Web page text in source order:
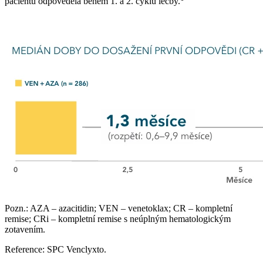
Pozn.: AZA –⁠ azacitidin; VEN –⁠ venetoklax; CR –⁠ kompletní
remise; CRi –⁠ kompletní remise s neúplným hematologickým
zotavením.
Reference: SPC Venclyxto.